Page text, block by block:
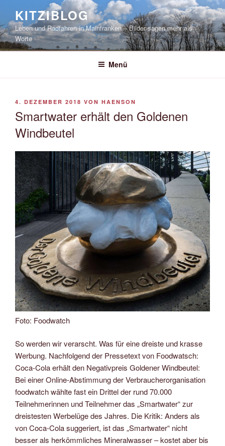
springen
KITZIBLOG
Leben und Radfahren in Mainfranken – Bilder sagen mehr als
Worte
Menü
VERÖFFENTLICHT
4. DEZEMBER 2018 VON HAENSON
Smartwater erhält den Goldenen
Windbeutel
Foto: Foodwatch
So werden wir verarscht. Was für eine dreiste und krasse
Werbung. Nachfolgend der Pressetext von Foodwatsch:
Coca-Cola erhält den Negativpreis Goldener Windbeutel:
Bei einer Online-Abstimmung der Verbraucherorganisation
foodwatch wählte fast ein Drittel der rund 70.000
Teilnehmerinnen und Teilnehmer das „Smartwater“ zur
dreistesten Werbelüge des Jahres. Die Kritik: Anders als
von Coca-Cola suggeriert, ist das „Smartwater“ nicht
besser als herkömmliches Mineralwasser – kostet aber bis